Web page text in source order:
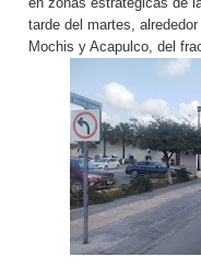
tarde del martes,
Mochis y Acapulco, del